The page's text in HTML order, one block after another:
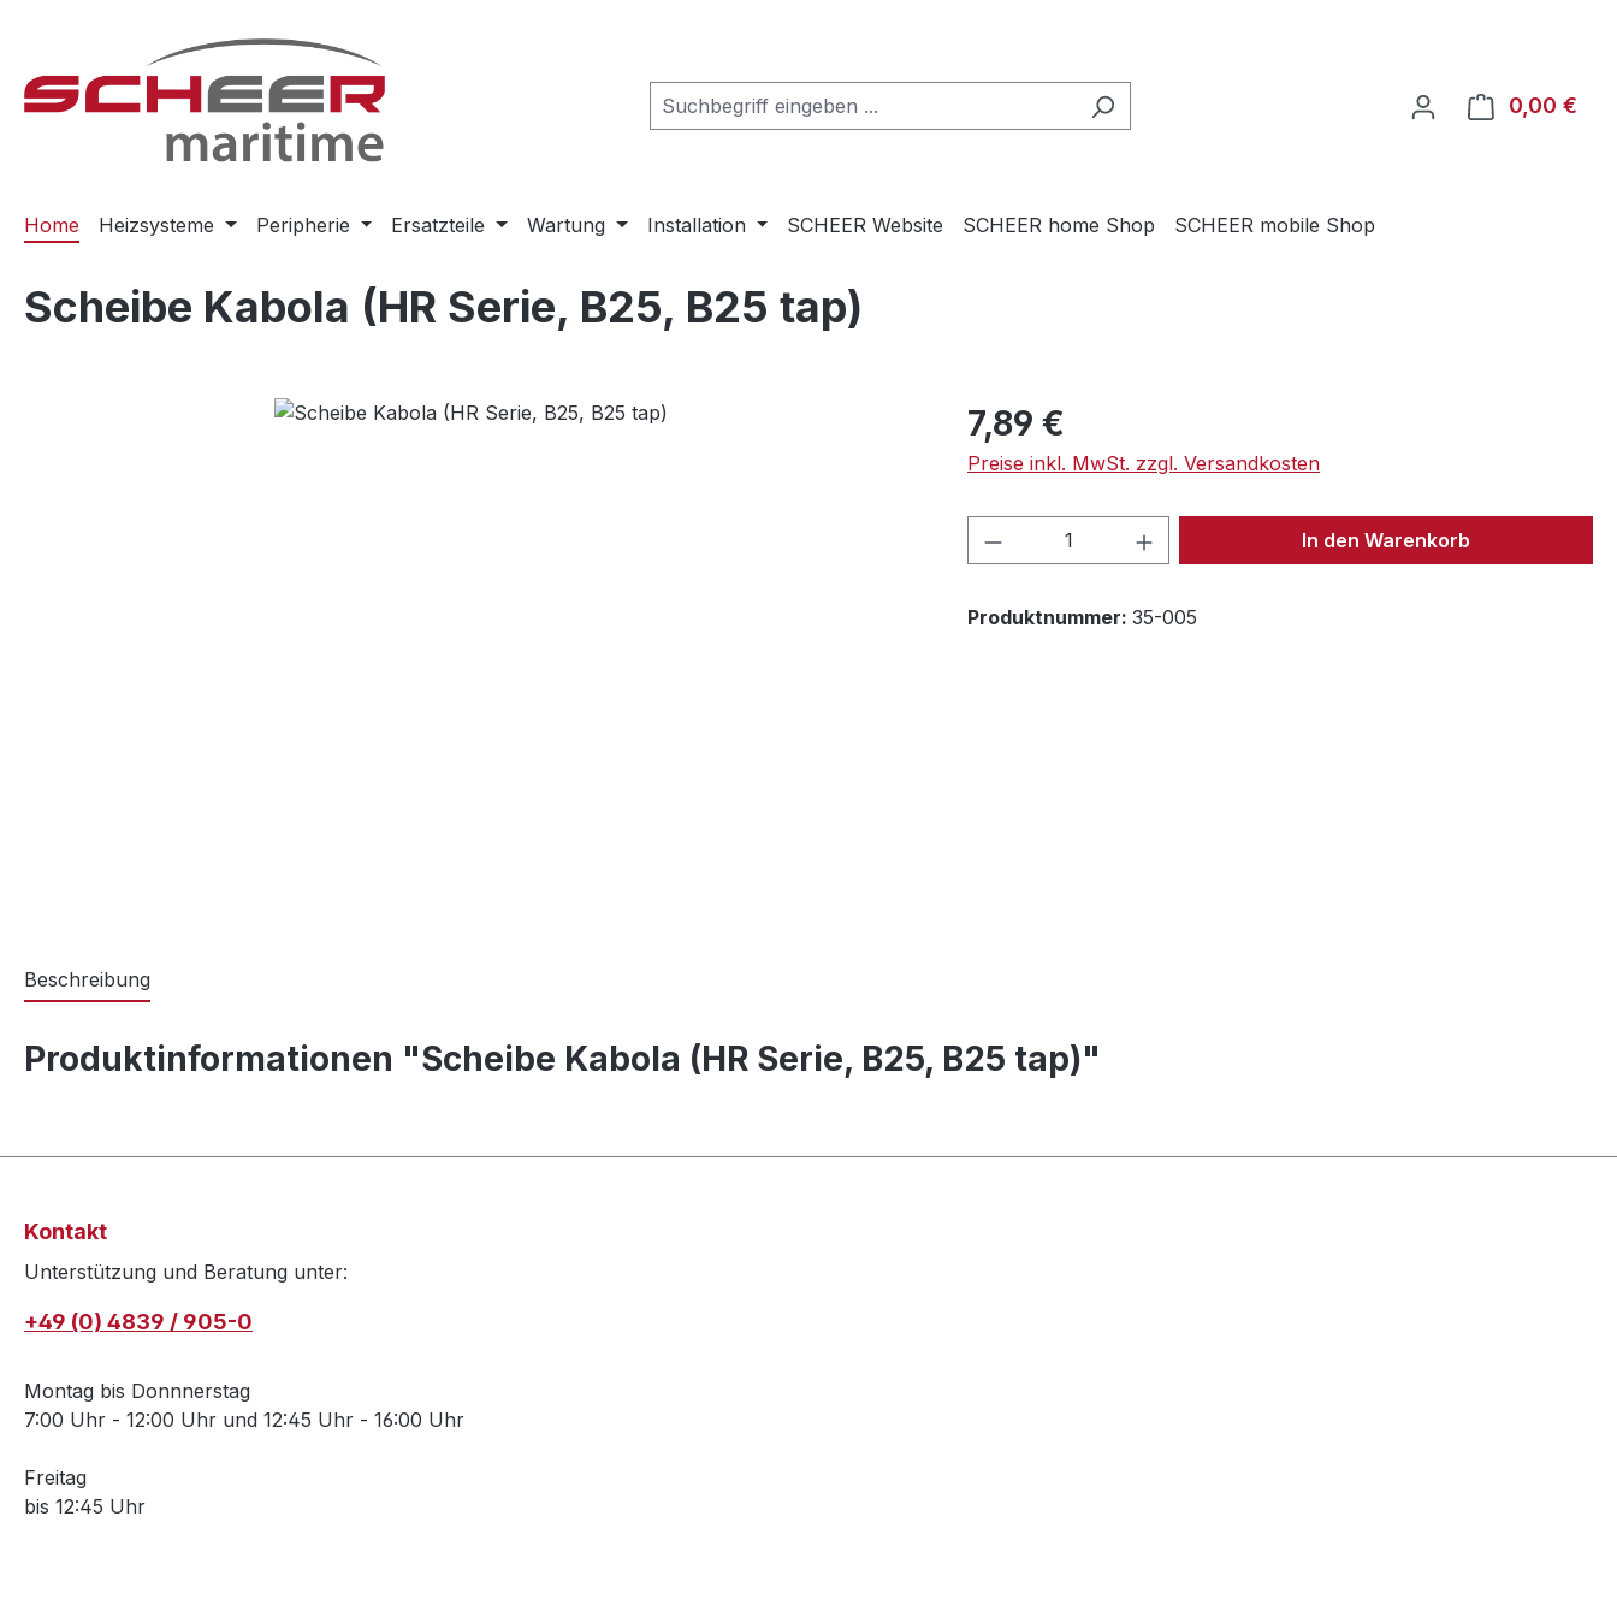
0,00 €
Home Heizsysteme Peripherie Ersatzteile Wartung Installation SCHEER Website SCHEER home Shop SCHEER mobile Shop
Scheibe Kabola (HR Serie, B25, B25 tap)
Regulärer Preis:
7,89 €
Preise inkl. MwSt. zzgl. Versandkosten
Produkt Anzahl: Gib den gewünschten Wert
In den Warenkorb
Produktnummer: 35-005
Beschreibung
Produktinformationen "Scheibe Kabola (HR Serie, B25, B25 tap)"
Kontakt
Unterstützung und Beratung unter:
+49 (0) 4839 / 905-0
Montag bis Donnnerstag
7:00 Uhr - 12:00 Uhr und 12:45 Uhr - 16:00 Uhr
Freitag
bis 12:45 Uhr